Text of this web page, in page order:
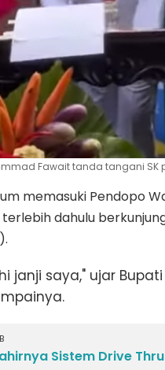
Fawait tanda tangani SK
memasuki Pendopo
dahulu
janji saya," ujar
Sistem Drive